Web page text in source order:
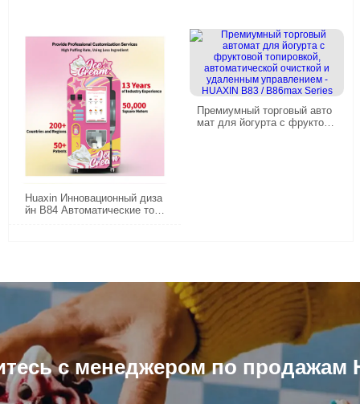
роженого Soft Serve для тор
говых центров и мест с выс
оким уровнем трафика|
Huaxin Инновационный диза
йн B84 Автоматические торг
Премиумный торговый авто
мат для йогурта с фруктово
с менеджером по продажам